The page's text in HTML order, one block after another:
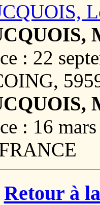
: 22
: 16
Retour à